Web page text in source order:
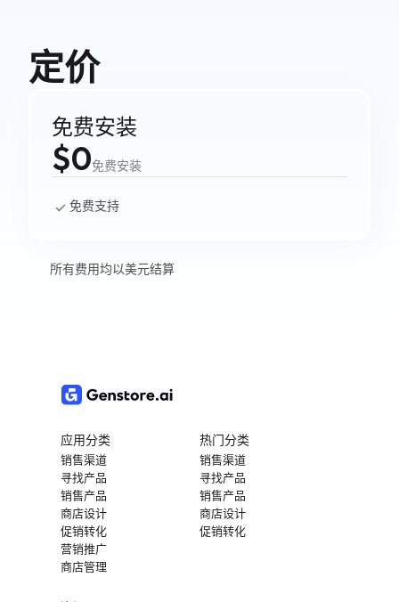
定价
免费安装
$0免费安装
免费支持
所有费用均以美元结算
应用分类
销售渠道
寻找产品
销售产品
商店设计
促销转化
营销推广
商店管理
热门分类
销售渠道
寻找产品
销售产品
商店设计
促销转化